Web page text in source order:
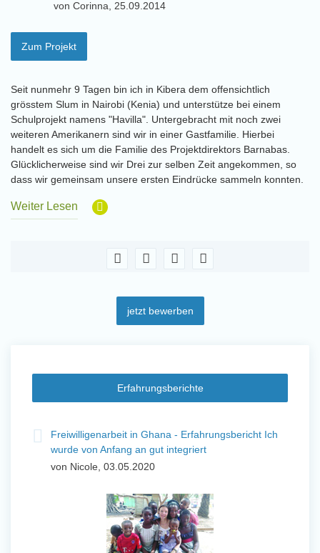
von Corinna, 25.09.2014
Zum Projekt
Seit nunmehr 9 Tagen bin ich in Kibera dem offensichtlich
grösstem Slum in Nairobi (Kenia) und unterstütze bei einem
Schulprojekt namens "Havilla". Untergebracht mit noch zwei
weiteren Amerikanern sind wir in einer Gastfamilie. Hierbei
handelt es sich um die Familie des Projektdirektors Barnabas.
Glücklicherweise sind wir Drei zur selben Zeit angekommen, so
dass wir gemeinsam unsere ersten Eindrücke sammeln konnten.
Weiter Lesen
jetzt bewerben
Erfahrungsberichte
Freiwilligenarbeit in Ghana - Erfahrungsbericht Ich
wurde von Anfang an gut integriert
von Nicole, 03.05.2020